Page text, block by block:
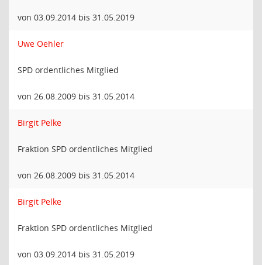
von 03.09.2014 bis 31.05.2019
Uwe Oehler
SPD ordentliches Mitglied
von 26.08.2009 bis 31.05.2014
Birgit Pelke
Fraktion SPD ordentliches Mitglied
von 26.08.2009 bis 31.05.2014
Birgit Pelke
Fraktion SPD ordentliches Mitglied
von 03.09.2014 bis 31.05.2019